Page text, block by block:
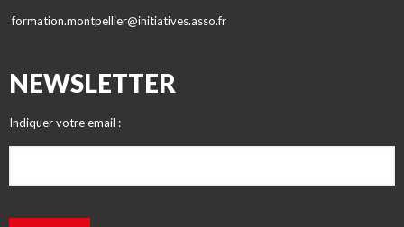
formation.montpellier@initiatives.asso.fr
NEWSLETTER
Indiquer votre email :